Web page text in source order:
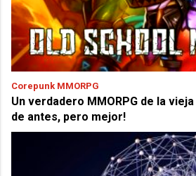
Corepunk MMORPG
Un verdadero MMORPG de la
de antes, pero mejor!